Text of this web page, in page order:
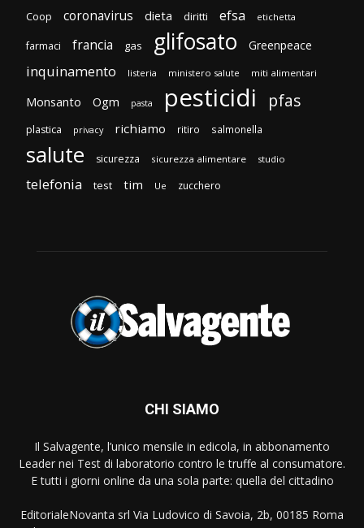
Coop coronavirus dieta diritti efsa etichetta
farmaci francia gas glifosato Greenpeace
inquinamento listeria ministero salute miti alimentari
Monsanto Ogm pasta pesticidi pfas
plastica privacy richiamo ritiro salmonella
salute sicurezza sicurezza alimentare studio
telefonia test tim Ue zucchero
CHI SIAMO
Il Salvagente, l’unico mensile in edicola, in abbonamento
Leader nei Test di laboratorio contro le truffe al consumatore.
E tutti i giorni online da una sola parte: quella del cittadino
EditorialeNovanta srl Via Ludovico di Savoia, 2b, 00185 Roma